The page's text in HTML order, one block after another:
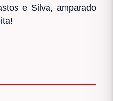
e Silva, amparado